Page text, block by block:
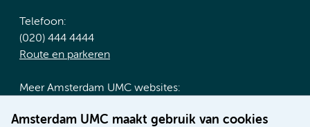
Amsterdam UMC maakt gebruik van cookies
Telefoon:
(020) 444 4444
Route en parkeren
Meer Amsterdam UMC websites:
Werken bij Amsterdam UMC